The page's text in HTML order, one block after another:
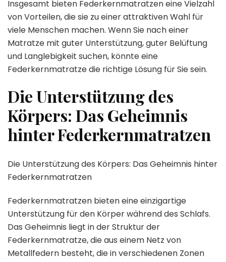
Insgesamt bieten Federkernmatratzen eine Vielzahl
von Vorteilen, die sie zu einer attraktiven Wahl für
viele Menschen machen. Wenn Sie nach einer
Matratze mit guter Unterstützung, guter Belüftung
und Langlebigkeit suchen, könnte eine
Federkernmatratze die richtige Lösung für Sie sein.
Die Unterstützung des
Körpers: Das Geheimnis
hinter Federkernmatratzen
Die Unterstützung des Körpers: Das Geheimnis hinter
Federkernmatratzen
Federkernmatratzen bieten eine einzigartige
Unterstützung für den Körper während des Schlafs.
Das Geheimnis liegt in der Struktur der
Federkernmatratze, die aus einem Netz von
Metallfedern besteht, die in verschiedenen Zonen